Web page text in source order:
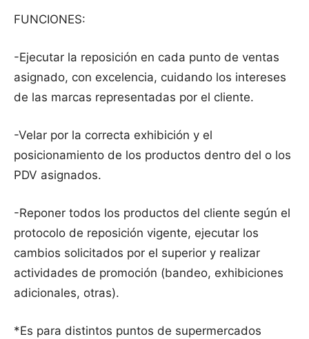
FUNCIONES:
-Ejecutar la reposición en cada punto de ventas
asignado, con excelencia, cuidando los intereses
de las marcas representadas por el cliente.
-Velar por la correcta exhibición y el
posicionamiento de los productos dentro del o los
PDV asignados.
-Reponer todos los productos del cliente según el
protocolo de reposición vigente, ejecutar los
cambios solicitados por el superior y realizar
actividades de promoción (bandeo, exhibiciones
adicionales, otras).
*Es para distintos puntos de supermercados